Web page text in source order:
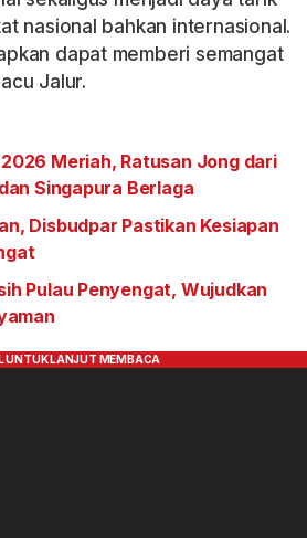
nasional bahkan internasional.
dapat memberi semangat
Jalur.
Meriah, Ratusan Jong dari
Singapura Berlaga
Disbudpar Pastikan Kesiapan
Pulau Penyengat, Wujudkan